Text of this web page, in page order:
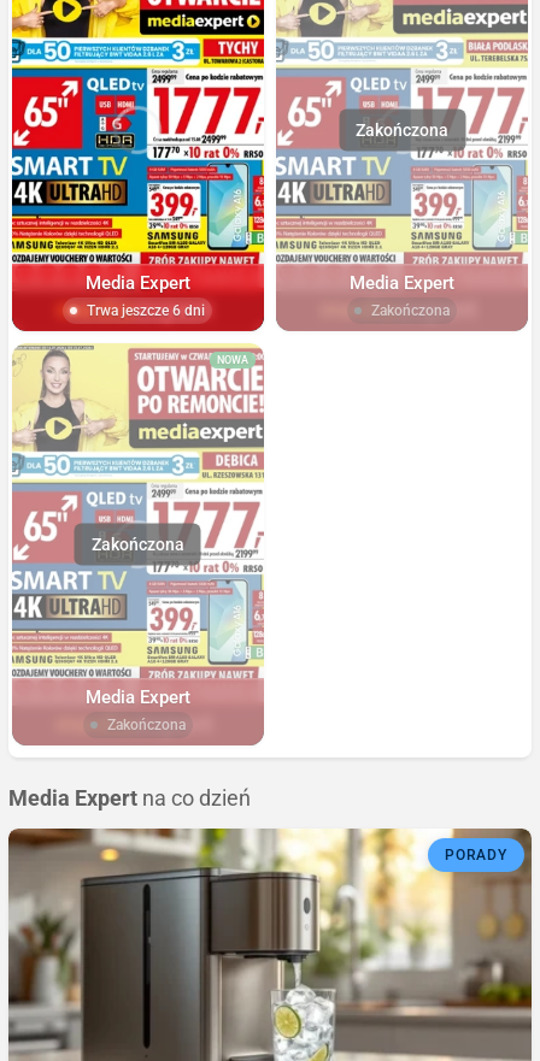
Media Expert
Trwa jeszcze 6 dni
Media Expert
Zakończona
NOWA
Media Expert
Zakończona
Media Expert na co dzień
PORADY